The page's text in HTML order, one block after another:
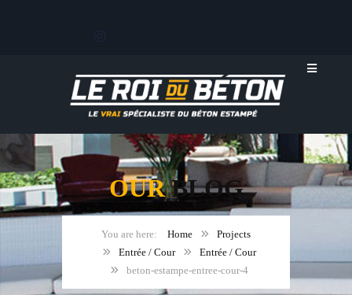
OURBLOG
Home
Projects
Entrée / Cour
Entrée / Cour
beton-estampe-entree-cour-4